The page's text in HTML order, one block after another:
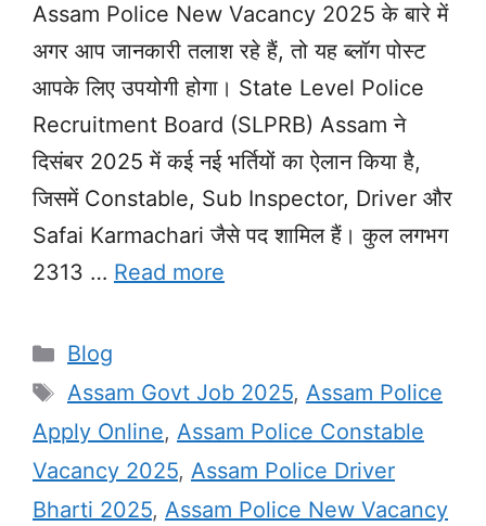
Assam Police New Vacancy 2025 के बारे में
अगर आप जानकारी तलाश रहे हैं, तो यह ब्लॉग पोस्ट
आपके लिए उपयोगी होगा। State Level Police
Recruitment Board (SLPRB) Assam ने
दिसंबर 2025 में कई नई भर्तियों का ऐलान किया है,
जिसमें Constable, Sub Inspector, Driver और
Safai Karmachari जैसे पद शामिल हैं। कुल लगभग
2313 … Read more
Categories
Blog
Tags
Assam Govt Job 2025, Assam Police
Apply Online, Assam Police Constable
Vacancy 2025, Assam Police Driver
Bharti 2025, Assam Police New Vacancy